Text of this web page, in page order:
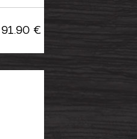
91.90 €